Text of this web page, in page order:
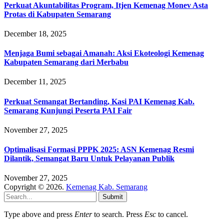
Perkuat Akuntabilitas Program, Itjen Kemenag Monev Asta
Protas di Kabupaten Semarang
December 18, 2025
Menjaga Bumi sebagai Amanah: Aksi Ekoteologi Kemenag
Kabupaten Semarang dari Merbabu
December 11, 2025
Perkuat Semangat Bertanding, Kasi PAI Kemenag Kab.
Semarang Kunjungi Peserta PAI Fair
November 27, 2025
Optimalisasi Formasi PPPK 2025: ASN Kemenag Resmi
Dilantik, Semangat Baru Untuk Pelayanan Publik
November 27, 2025
Copyright © 2026. Kemenag Kab. Semarang
Submit
Type above and press Enterto search. Press Esc to cancel.